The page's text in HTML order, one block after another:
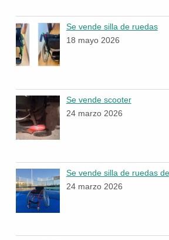
Se vende silla de ruedas
18 mayo 2026
Se vende scooter
24 marzo 2026
Se vende silla de ruedas
24 marzo 2026